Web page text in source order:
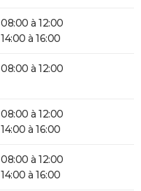
08:00 à 12:00
14:00 à 16:00
08:00 à 12:00
08:00 à 12:00
14:00 à 16:00
08:00 à 12:00
14:00 à 16:00